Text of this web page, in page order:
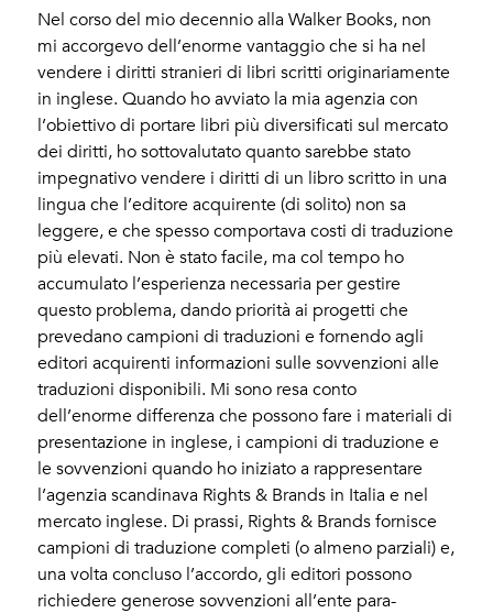
Nel corso del mio decennio alla Walker Books, non
mi accorgevo dell’enorme vantaggio che si ha nel
vendere i diritti stranieri di libri scritti originariamente
in inglese. Quando ho avviato la mia agenzia con
l’obiettivo di portare libri più diversificati sul mercato
dei diritti, ho sottovalutato quanto sarebbe stato
impegnativo vendere i diritti di un libro scritto in una
lingua che l’editore acquirente (di solito) non sa
leggere, e che spesso comportava costi di traduzione
più elevati. Non è stato facile, ma col tempo ho
accumulato l’esperienza necessaria per gestire
questo problema, dando priorità ai progetti che
prevedano campioni di traduzioni e fornendo agli
editori acquirenti informazioni sulle sovvenzioni alle
traduzioni disponibili. Mi sono resa conto
dell’enorme differenza che possono fare i materiali di
presentazione in inglese, i campioni di traduzione e
le sovvenzioni quando ho iniziato a rappresentare
l’agenzia scandinava Rights & Brands in Italia e nel
mercato inglese. Di prassi, Rights & Brands fornisce
campioni di traduzione completi (o almeno parziali) e,
una volta concluso l’accordo, gli editori possono
richiedere generose sovvenzioni all’ente para-